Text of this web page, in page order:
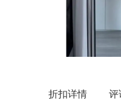
折扣详情 评